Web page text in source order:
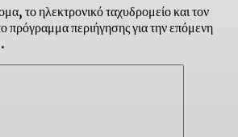
το ηλεκτρονικό ταχυδρομείο και τον
πρόγραμμα περιήγησης για την επόμενη